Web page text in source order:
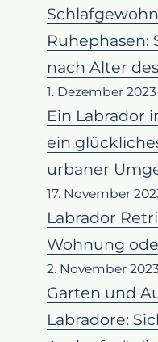
Ruhephasen:
nach Alter
1. Dezember 2023
Ein Labrador
ein
urbaner
17. November
Labrador
Wohnung
2. November 2023
Garten und
Labradore: